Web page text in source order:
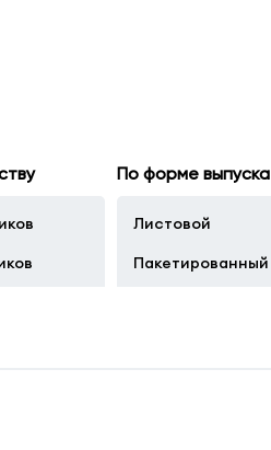
По форме выпуска
Листовой
Пакетированный